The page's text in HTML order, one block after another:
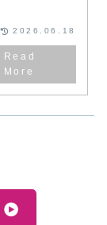
2026.06.18